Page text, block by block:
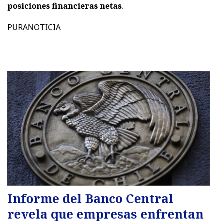
posiciones financieras netas.
PURANOTICIA
Informe del Banco Central
revela que empresas enfrentan